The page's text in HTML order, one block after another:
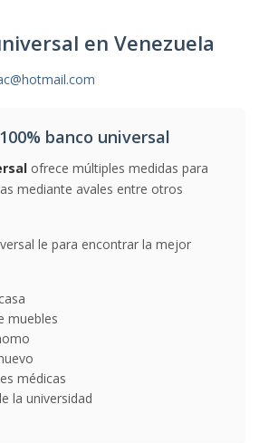
en Venezuela
banco universal
ofrece múltiples medidas para
mediante avales entre otros
le para encontrar la mejor
muebles
médicas
la universidad